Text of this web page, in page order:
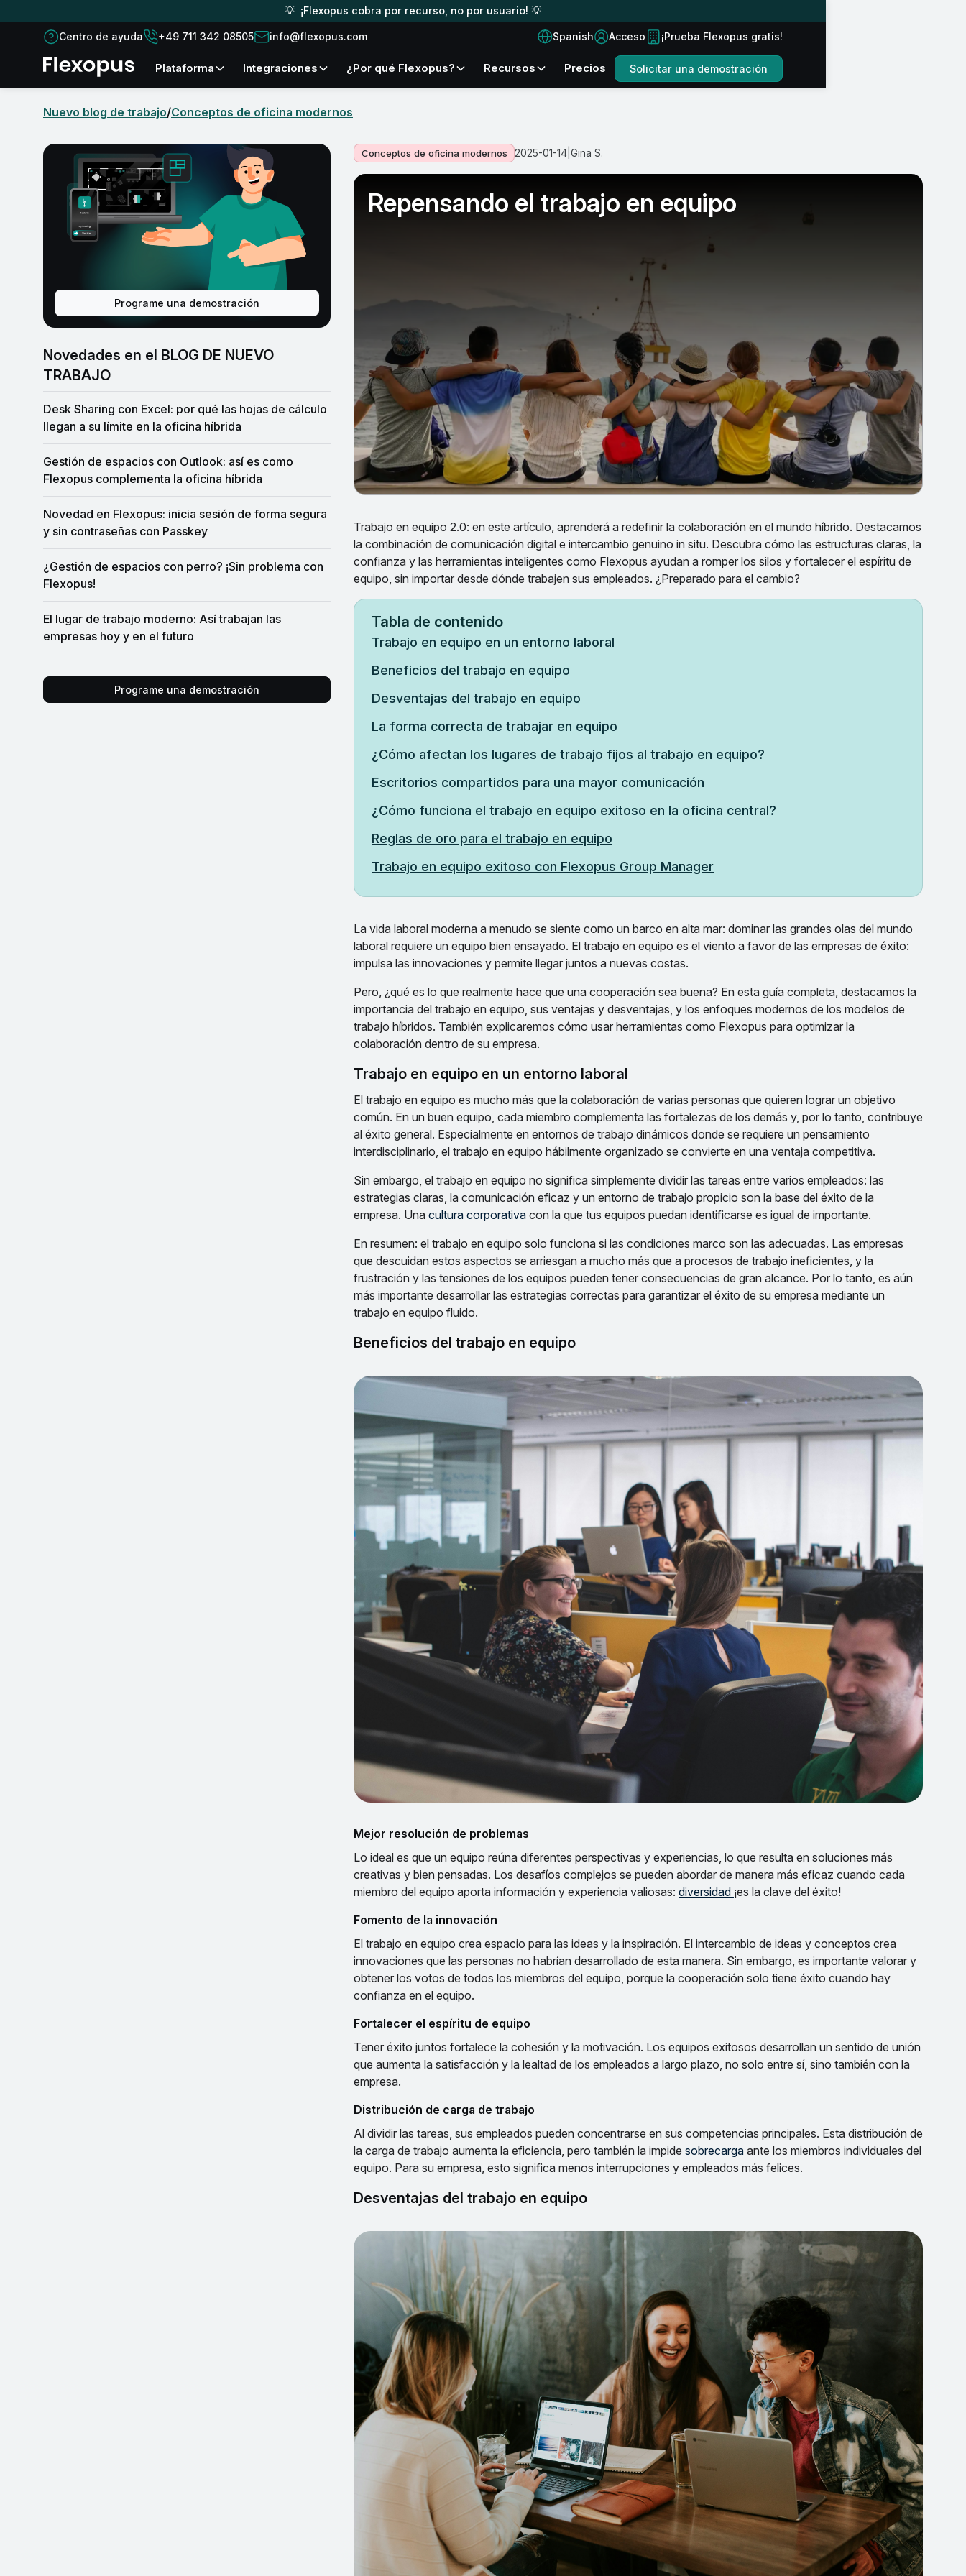
💡 ¡Flexopus cobra por recurso, no por usuario! 💡
Centro de ayuda +49 711 342 08505 info@flexopus.com Spanish Acceso ¡Prueba Flexopus gratis!
plataforma Integraciones ¿Por qué Flexopus? Recursos Precios Solicitar una demostración
Nuevo blog de trabajo/Conceptos de oficina modernos
Programe una demostración
Novedades en el BLOG DE NUEVO
TRABAJO
Desk Sharing con Excel: por qué las hojas de cálculo
llegan a su límite en la oficina híbrida
Gestión de espacios con Outlook: así es como
Flexopus complementa la oficina híbrida
Novedad en Flexopus: inicia sesión de forma segura
y sin contraseñas con Passkey
¿Gestión de espacios con perro? ¡Sin problema con
Flexopus!
El lugar de trabajo moderno: Así trabajan las
empresas hoy y en el futuro
Programe una demostración
Conceptos de oficina modernos 2025-01-14 |Gina S.
Repensando el trabajo en equipo
Trabajo en equipo 2.0: en este artículo, aprenderá a redefinir la colaboración en el mundo híbrido. Destacamos
la combinación de comunicación digital e intercambio genuino in situ. Descubra cómo las estructuras claras, la
confianza y las herramientas inteligentes como Flexopus ayudan a romper los silos y fortalecer el espíritu de
equipo, sin importar desde dónde trabajen sus empleados. ¿Preparado para el cambio?
Tabla de contenido
Trabajo en equipo en un entorno laboral
Beneficios del trabajo en equipo
Desventajas del trabajo en equipo
La forma correcta de trabajar en equipo
¿Cómo afectan los lugares de trabajo fijos al trabajo en equipo?
Escritorios compartidos para una mayor comunicación
¿Cómo funciona el trabajo en equipo exitoso en la oficina central?
Reglas de oro para el trabajo en equipo
Trabajo en equipo exitoso con Flexopus Group Manager
La vida laboral moderna a menudo se siente como un barco en alta mar: dominar las grandes olas del mundo
laboral requiere un equipo bien ensayado. El trabajo en equipo es el viento a favor de las empresas de éxito:
impulsa las innovaciones y permite llegar juntos a nuevas costas.
Pero, ¿qué es lo que realmente hace que una cooperación sea buena? En esta guía completa, destacamos la
importancia del trabajo en equipo, sus ventajas y desventajas, y los enfoques modernos de los modelos de
trabajo híbridos. También explicaremos cómo usar herramientas como Flexopus para optimizar la
colaboración dentro de su empresa.
Trabajo en equipo en un entorno laboral
El trabajo en equipo es mucho más que la colaboración de varias personas que quieren lograr un objetivo
común. En un buen equipo, cada miembro complementa las fortalezas de los demás y, por lo tanto, contribuye
al éxito general. Especialmente en entornos de trabajo dinámicos donde se requiere un pensamiento
interdisciplinario, el trabajo en equipo hábilmente organizado se convierte en una ventaja competitiva.
Sin embargo, el trabajo en equipo no significa simplemente dividir las tareas entre varios empleados: las
estrategias claras, la comunicación eficaz y un entorno de trabajo propicio son la base del éxito de la
empresa. Una cultura corporativa con la que tus equipos puedan identificarse es igual de importante.
En resumen: el trabajo en equipo solo funciona si las condiciones marco son las adecuadas. Las empresas
que descuidan estos aspectos se arriesgan a mucho más que a procesos de trabajo ineficientes, y la
frustración y las tensiones de los equipos pueden tener consecuencias de gran alcance. Por lo tanto, es aún
más importante desarrollar las estrategias correctas para garantizar el éxito de su empresa mediante un
trabajo en equipo fluido.
Beneficios del trabajo en equipo
Mejor resolución de problemas
Lo ideal es que un equipo reúna diferentes perspectivas y experiencias, lo que resulta en soluciones más
creativas y bien pensadas. Los desafíos complejos se pueden abordar de manera más eficaz cuando cada
miembro del equipo aporta información y experiencia valiosas: diversidad ¡es la clave del éxito!
Fomento de la innovación
El trabajo en equipo crea espacio para las ideas y la inspiración. El intercambio de ideas y conceptos crea
innovaciones que las personas no habrían desarrollado de esta manera. Sin embargo, es importante valorar y
obtener los votos de todos los miembros del equipo, porque la cooperación solo tiene éxito cuando hay
confianza en el equipo.
Fortalecer el espíritu de equipo
Tener éxito juntos fortalece la cohesión y la motivación. Los equipos exitosos desarrollan un sentido de unión
que aumenta la satisfacción y la lealtad de los empleados a largo plazo, no solo entre sí, sino también con la
empresa.
Distribución de carga de trabajo
Al dividir las tareas, sus empleados pueden concentrarse en sus competencias principales. Esta distribución de
la carga de trabajo aumenta la eficiencia, pero también la impide sobrecarga ante los miembros individuales del
equipo. Para su empresa, esto significa menos interrupciones y empleados más felices.
Desventajas del trabajo en equipo